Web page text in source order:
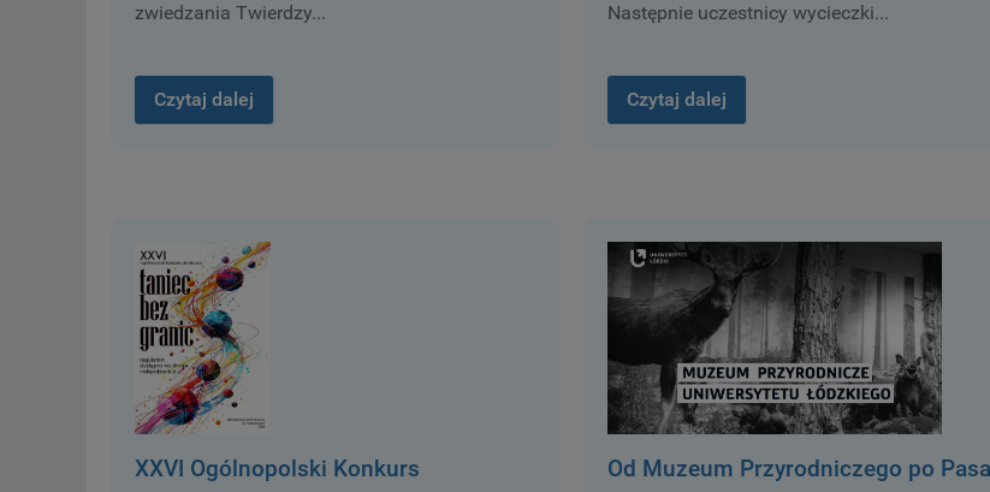
zwiedzania Twierdzy...
Czytaj dalej
Następnie uczestnicy wycieczki...
Czytaj dalej
XXVI Ogólnopolski Konkurs
Od Muzeum Przyrodniczego po